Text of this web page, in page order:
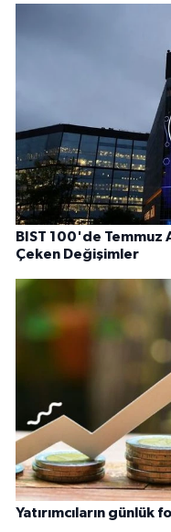
BIST 100'de Temmuz
Çeken Değişimler
Yatırımcıların günlük